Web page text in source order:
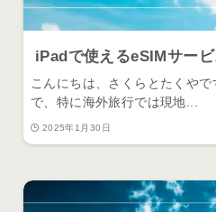
iPadで使えるeSIMサービ
こんにちは、さくらとたくや
で、特に海外旅行では現地...
2025年1月30日